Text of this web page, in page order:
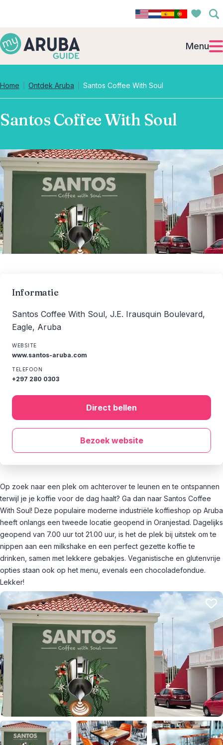
Menu
Home Ontdek Aruba Santos Coffee With Soul
Santos Coffee With Soul
Op zoek naar een plek om achterover te leunen en te ontspannen
terwijl je je koffie voor de dag haalt? Ga dan naar Santos Coffee
With Soul! Deze populaire moderne industriële koffieshop op Aruba
heeft onlangs een tweede locatie geopend in Oranjestad. Dagelijks
geopend van 7.00 uur tot 21.00 uur, is het de plek bij uitstek om te
nippen aan een milkshake en een perfect gezette koffie te
drinken, samen met lekkere gebakjes. Veganistische en glutenvrije
opties staan ook op het menu, evenals een chocoladefondue.
Lekker!
Informatie
Santos Coffee With Soul, J.E. Irausquin Boulevard,
Eagle, Aruba
WEBSITE
www.santos-aruba.com
TELEFOON
+297 280 0303
Direct bellen
Bezoek website